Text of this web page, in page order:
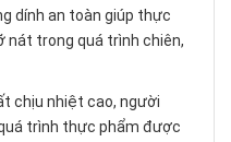
dính an toàn giúp thực
nát trong quá trình chiên,
chịu nhiệt cao, người
trình thực phẩm được